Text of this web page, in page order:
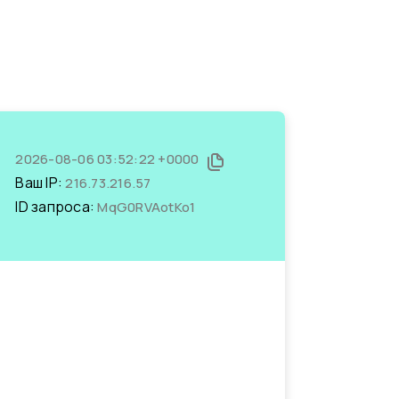
2026-08-06 03:52:22 +0000
Ваш IP:216.73.216.57
ID запроса:MqG0RVAotKo1